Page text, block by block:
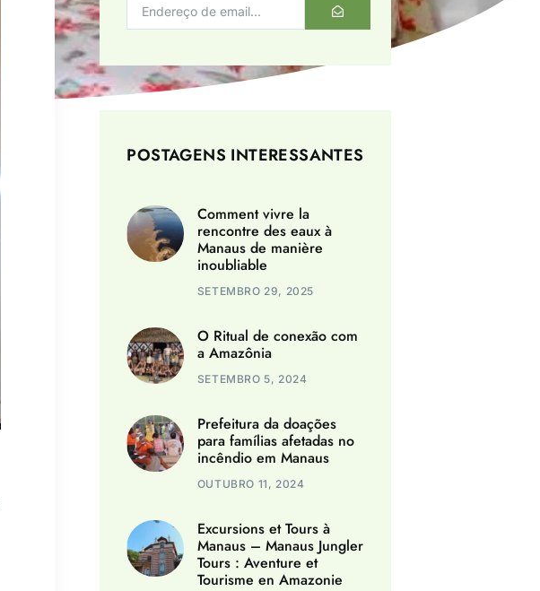
POSTAGENS INTERESSANTES
Comment vivre la
rencontre des eaux à
Manaus de manière
inoubliable
SETEMBRO 29, 2025
O Ritual de conexão com
a Amazônia
SETEMBRO 5, 2024
Prefeitura da doações
para famílias afetadas no
incêndio em Manaus
OUTUBRO 11, 2024
Excursions et Tours à
Manaus – Manaus Jungler
Tours : Aventure et
Tourisme en Amazonie